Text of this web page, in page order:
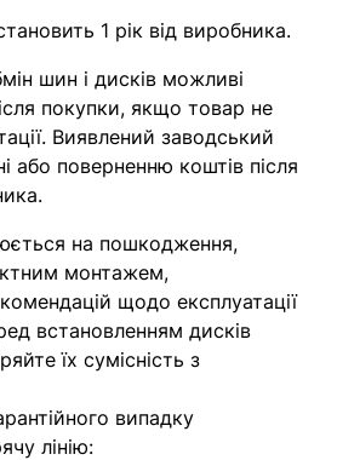
form не
1 рік від виробника.
шин і дисків можливі
покупки, якщо товар не
Виявлений заводський
або поверненню коштів після
на пошкодження,
монтажем,
щодо експлуатації
встановленням дисків
їх сумісність з
випадку
лінію: